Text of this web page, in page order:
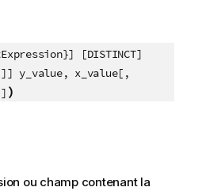
[DISTINCT]
y_value, x_value[,
)
ou champ contenant la